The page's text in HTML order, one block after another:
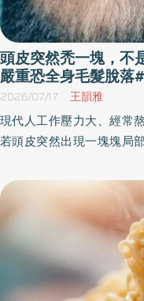
頭皮突然禿一塊，不
嚴重恐全身毛髮脫落
2026/07/17 王韻雅
現代人工作壓力大、經常
若頭皮突然出現一塊塊局
毛、睫毛或鬍鬚脫落，若
皮膚科或中醫師診治。